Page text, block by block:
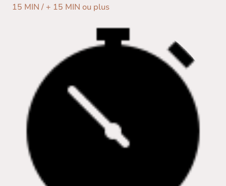
15 MIN / + 15 MIN ou plus